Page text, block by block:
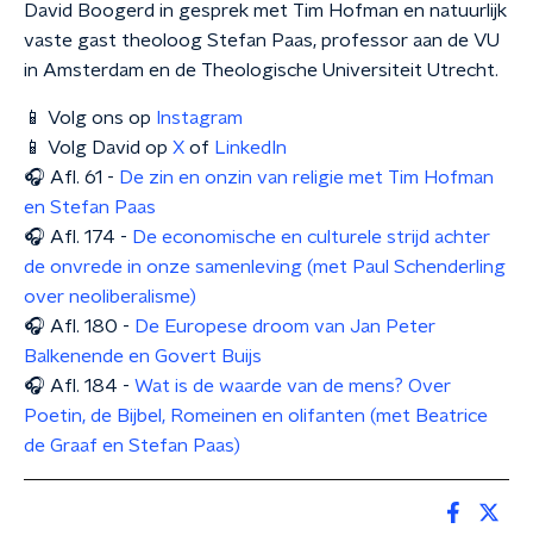
David Boogerd in gesprek met Tim Hofman en natuurlijk
vaste gast theoloog Stefan Paas, professor aan de VU
in Amsterdam en de Theologische Universiteit Utrecht.
📱 Volg ons op Instagram
📱 Volg David op X of LinkedIn
🎧 Afl. 61 - De zin en onzin van religie met Tim Hofman
en Stefan Paas
🎧 Afl. 174 - De economische en culturele strijd achter
de onvrede in onze samenleving (met Paul Schenderling
over neoliberalisme)
🎧 Afl. 180 - De Europese droom van Jan Peter
Balkenende en Govert Buijs
🎧 Afl. 184 - Wat is de waarde van de mens? Over
Poetin, de Bijbel, Romeinen en olifanten (met Beatrice
de Graaf en Stefan Paas)